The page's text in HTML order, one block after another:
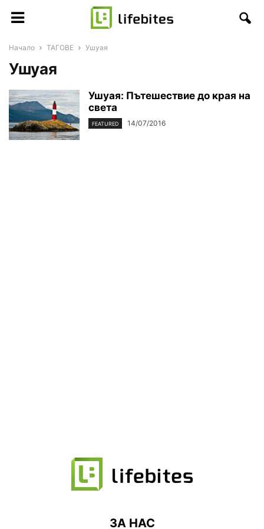
Начало ТАГОВЕ Ушуая
Ушуая
Ушуая: Пътешествие до края на
света
FEATURED 14/07/2016
ЗА НАС